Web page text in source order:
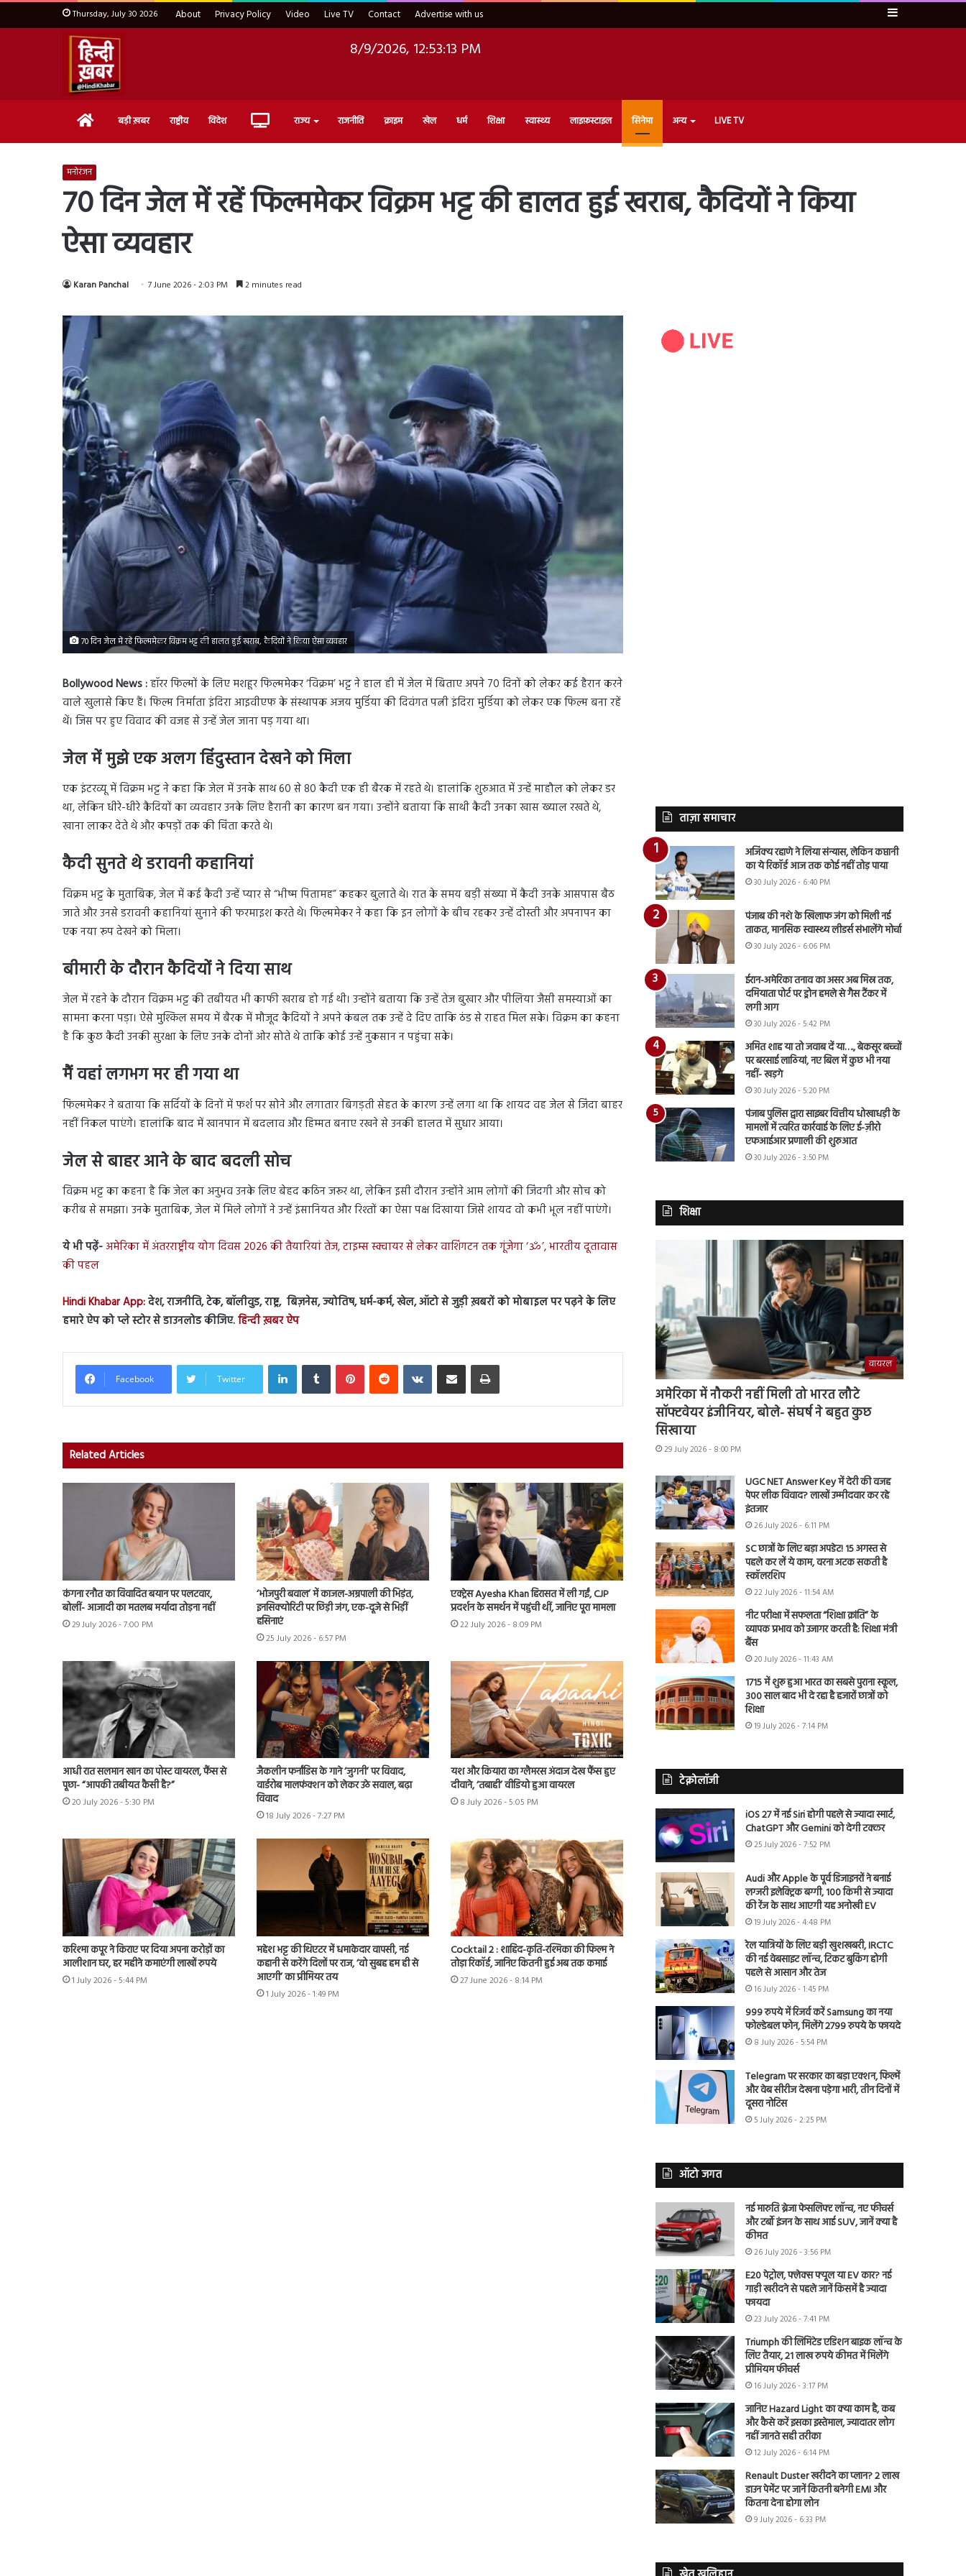
Thursday, July 30 2026 About Privacy Policy Video Live TV Contact Advertise with us Sidebar
8/9/2026, 12:53:15 PM
Home बड़ी ख़बर राष्ट्रीय विदेश Live राज्य राजनीति क्राइम खेल धर्म शिक्षा स्वास्थ्य लाइफ़स्टाइल सिनेमा अन्य LIVE TV
मनोरंजन
70 दिन जेल में रहें फिल्ममेकर विक्रम भट्ट की हालत हुई खराब, कैदियों ने किया
ऐसा व्यवहार
Karan Panchal 7 June 2026 - 2:03 PM 2 minutes read
70 दिन जेल में रहें फिल्ममेकर विक्रम भट्ट की हालत हुई खराब, कैदियों ने किया ऐसा व्यवहार
Bollywood News :हॉरर फिल्मों के लिए मशहूर फिल्ममेकर ‘विक्रम’ भट्ट ने हाल ही में जेल में बिताए अपने 70 दिनों को लेकर कई हैरान करने
वाले खुलासे किए हैं। फिल्म निर्माता इंदिरा आइवीएफ के संस्थापक अजय मुर्डिया की दिवंगत पत्नी इंदिरा मुर्डिया को लेकर एक फिल्म बना रहें
थें। जिस पर हुए विवाद की वजह से उन्हें जेल जाना पड़ गया था।
जेल में मुझे एक अलग हिंदुस्तान देखने को मिला
एक इंटरव्यू में विक्रम भट्ट ने कहा कि जेल में उनके साथ 60 से 80 कैदी एक ही बैरक में रहते थे। हालांकि शुरुआत में उन्हें माहौल को लेकर डर
था, लेकिन धीरे-धीरे कैदियों का व्यवहार उनके लिए हैरानी का कारण बन गया। उन्होंने बताया कि साथी कैदी उनका खास ख्याल रखते थे,
खाना लाकर देते थे और कपड़ों तक की चिंता करते थे।
कैदी सुनते थे डरावनी कहानियां
विक्रम भट्ट के मुताबिक, जेल में कई कैदी उन्हें प्यार से “भीष्म पितामह” कहकर बुलाते थे। रात के समय बड़ी संख्या में कैदी उनके आसपास बैठ
जाते और उनसे डरावनी कहानियां सुनाने की फरमाइश करते थे। फिल्ममेकर ने कहा कि इन लोगों के बीच रहकर उन्हें दोस्ती और अपनापन का
एक नया रूप देखने को मिला।
बीमारी के दौरान कैदियों ने दिया साथ
जेल में रहने के दौरान विक्रम भट्ट की तबीयत भी काफी खराब हो गई थी। उन्होंने बताया कि उन्हें तेज बुखार और पीलिया जैसी समस्याओं का
सामना करना पड़ा। ऐसे मुश्किल समय में बैरक में मौजूद कैदियों ने अपने कंबल तक उन्हें दे दिए ताकि ठंड से राहत मिल सके। विक्रम का कहना
है कि कुछ कैदी उनकी सुरक्षा के लिए उनके दोनों ओर सोते थे ताकि कोई उन्हें नुकसान न पहुंचा सके।
मैं वहां लगभग मर ही गया था
फिल्ममेकर ने बताया कि सर्दियों के दिनों में फर्श पर सोने और लगातार बिगड़ती सेहत के कारण उन्हें लगा था कि शायद वह जेल से जिंदा बाहर
नहीं निकल पाएंगे। हालांकि बाद में खानपान में बदलाव और हिम्मत बनाए रखने से उनकी हालत में सुधार आया।
जेल से बाहर आने के बाद बदली सोच
विक्रम भट्ट का कहना है कि जेल का अनुभव उनके लिए बेहद कठिन जरूर था, लेकिन इसी दौरान उन्होंने आम लोगों की जिंदगी और सोच को
करीब से समझा। उनके मुताबिक, जेल में मिले लोगों ने उन्हें इंसानियत और रिश्तों का ऐसा पक्ष दिखाया जिसे शायद वो कभी भूल नहीं पाएंगे।
ये भी पढ़ें-अमेरिका में अंतरराष्ट्रीय योग दिवस 2026 की तैयारियां तेज, टाइम्स स्क्वायर से लेकर वाशिंगटन तक गूंजेगा ‘ॐ’, भारतीय दूतावास
की पहल
Hindi Khabar App:देश, राजनीति, टेक, बॉलीवुड, राष्ट्र, बिज़नेस, ज्योतिष, धर्म-कर्म, खेल, ऑटो से जुड़ी ख़बरों को मोबाइल पर पढ़ने के लिए
हमारे ऐप को प्ले स्टोर से डाउनलोड कीजिए.हिन्दी ख़बर ऐप
Facebook Twitter
LinkedInTumblr PinterestReddit VKontakteShare via Email Print
Related Articles
कंगना रनौत का विवादित बयान पर पलटवार,
बोलीं- आजादी का मतलब मर्यादा तोड़ना नहीं
29 July 2026 - 7:00 PM
‘भोजपुरी बवाल’ में काजल-अम्रपाली की भिड़ंत,
इनसिक्योरिटी पर छिड़ी जंग, एक-दूजे से भिड़ीं
हसिनाएं
25 July 2026 - 6:57 PM
एक्ट्रेस Ayesha Khan हिरासत में ली गईं, CJP
प्रदर्शन के समर्थन में पहुंची थीं, जानिए पूरा मामला
22 July 2026 - 8:09 PM
आधी रात सलमान खान का पोस्ट वायरल, फैंस से
पूछा- “आपकी तबीयत कैसी है?”
20 July 2026 - 5:30 PM
जैकलीन फर्नांडिस के गाने ‘जुगनी’ पर विवाद,
वार्डरोब मालफंक्शन को लेकर उठे सवाल, बढ़ा
विवाद
18 July 2026 - 7:27 PM
यश और कियारा का ग्लैमरस अंदाज देख फैंस हुए
दीवाने, ‘तबाही’ वीडियो हुआ वायरल
8 July 2026 - 5:05 PM
करिश्मा कपूर ने किराए पर दिया अपना करोड़ों का
आलीशान घर, हर महीने कमाएंगी लाखों रुपये
1 July 2026 - 5:44 PM
महेश भट्ट की थिएटर में धमाकेदार वापसी, नई
कहानी से करेंगे दिलों पर राज, ‘वो सुबह हम ही से
आएगी’ का प्रीमियर तय
1 July 2026 - 1:49 PM
Cocktail 2 : शाहिद-कृति-रश्मिका की फिल्म ने
तोड़ा रिकॉर्ड, जानिए कितनी हुई अब तक कमाई
27 June 2026 - 8:14 PM
ताज़ा समाचार
अजिंक्य रहाणे ने लिया संन्यास, लेकिन कप्तानी
का ये रिकॉर्ड आज तक कोई नहीं तोड़ पाया
30 July 2026 - 6:40 PM
पंजाब की नशे के खिलाफ जंग को मिली नई
ताकत, मानसिक स्वास्थ्य लीडर्स संभालेंगे मोर्चा
30 July 2026 - 6:06 PM
ईरान-अमेरिका तनाव का असर अब मिस्र तक,
दमियाता पोर्ट पर ड्रोन हमले से गैस टैंकर में
लगी आग
30 July 2026 - 5:42 PM
अमित शाह या तो जवाब दें या…., बेकसूर बच्चों
पर बरसाई लाठियां, नए बिल में कुछ भी नया
नहीं- खड़गे
30 July 2026 - 5:20 PM
पंजाब पुलिस द्वारा साइबर वित्तीय धोखाधड़ी के
मामलों में त्वरित कार्रवाई के लिए ई-ज़ीरो
एफआईआर प्रणाली की शुरुआत
30 July 2026 - 3:50 PM
शिक्षा
वायरल
अमेरिका में नौकरी नहीं मिली तो भारत लौटे
सॉफ्टवेयर इंजीनियर, बोले- संघर्ष ने बहुत कुछ
सिखाया
29 July 2026 - 8:00 PM
UGC NET Answer Key में देरी की वजह
पेपर लीक विवाद? लाखों उम्मीदवार कर रहे
इंतजार
26 July 2026 - 6:11 PM
SC छात्रों के लिए बड़ा अपडेट! 15 अगस्त से
पहले कर लें ये काम, वरना अटक सकती है
स्कॉलरशिप
22 July 2026 - 11:54 AM
नीट परीक्षा में सफलता “शिक्षा क्रांति” के
व्यापक प्रभाव को उजागर करती है: शिक्षा मंत्री
बैंस
20 July 2026 - 11:43 AM
1715 में शुरू हुआ भारत का सबसे पुराना स्कूल,
300 साल बाद भी दे रहा है हजारों छात्रों को
शिक्षा
19 July 2026 - 7:14 PM
टेक्नोलॉजी
iOS 27 में नई Siri होगी पहले से ज्यादा स्मार्ट,
ChatGPT और Gemini को देगी टक्कर
25 July 2026 - 7:52 PM
Audi और Apple के पूर्व डिजाइनरों ने बनाई
लग्जरी इलेक्ट्रिक बग्गी, 100 किमी से ज्यादा
की रेंज के साथ आएगी यह अनोखी EV
19 July 2026 - 4:48 PM
रेल यात्रियों के लिए बड़ी खुशखबरी, IRCTC
की नई वेबसाइट लॉन्च, टिकट बुकिंग होगी
पहले से आसान और तेज
16 July 2026 - 1:45 PM
999 रुपये में रिजर्व करें Samsung का नया
फोल्डेबल फोन, मिलेंगे 2799 रुपये के फायदे
8 July 2026 - 5:54 PM
Telegram पर सरकार का बड़ा एक्शन, फिल्में
और वेब सीरीज देखना पड़ेगा भारी, तीन दिनों में
दूसरा नोटिस
5 July 2026 - 2:25 PM
ऑटो जगत
नई मारुति ब्रेजा फेसलिफ्ट लॉन्च, नए फीचर्स
और टर्बो इंजन के साथ आई SUV, जानें क्या है
कीमत
26 July 2026 - 3:56 PM
E20 पेट्रोल, फ्लेक्स फ्यूल या EV कार? नई
गाड़ी खरीदने से पहले जानें किसमें है ज्यादा
फायदा
23 July 2026 - 7:41 PM
Triumph की लिमिटेड एडिशन बाइक लॉन्च के
लिए तैयार, 21 लाख रुपये कीमत में मिलेंगे
प्रीमियम फीचर्स
16 July 2026 - 3:17 PM
जानिए Hazard Light का क्या काम है, कब
और कैसे करें इसका इस्तेमाल, ज्यादातर लोग
नहीं जानते सही तरीका
12 July 2026 - 6:14 PM
Renault Duster खरीदने का प्लान? 2 लाख
डाउन पेमेंट पर जानें कितनी बनेगी EMI और
कितना देना होगा लोन
9 July 2026 - 6:33 PM